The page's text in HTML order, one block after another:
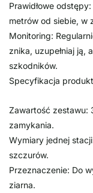
Prawidłowe
metrów od siebie, w
Monitoring:
znika, uzupełniaj ją,
szkodników.
Specyfikacja
Zawartość zestawu:
zamykania.
Wymiary jednej
szczurów.
Przeznaczenie: Do
ziarna.